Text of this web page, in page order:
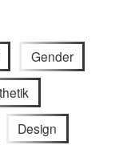
Gender
Design